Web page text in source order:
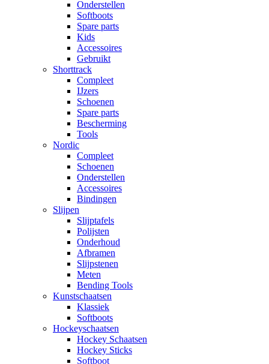
Onderstellen
Softboots
Spare parts
Kids
Accessoires
Gebruikt
Shorttrack
Compleet
IJzers
Schoenen
Spare parts
Bescherming
Tools
Nordic
Compleet
Schoenen
Onderstellen
Accessoires
Bindingen
Slijpen
Slijptafels
Polijsten
Onderhoud
Afbramen
Slijpstenen
Meten
Bending Tools
Kunstschaatsen
Klassiek
Softboots
Hockeyschaatsen
Hockey Schaatsen
Hockey Sticks
Softboot